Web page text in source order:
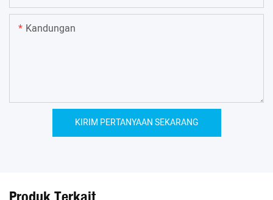
Kandungan
KIRIM PERTANYAAN SEKARANG
Produk Terkait